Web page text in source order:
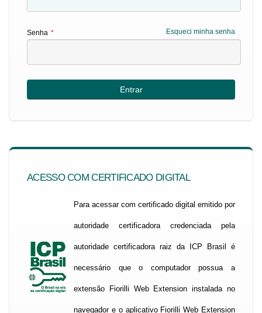
Esqueci minha senha
Senha *
ACESSO COM CERTIFICADO DIGITAL
Para acessar com certificado digital emitido por
autoridade certificadora credenciada pela
autoridade certificadora raiz da ICP Brasil é
necessário que o computador possua a
extensão Fiorilli Web Extension instalada no
navegador e o aplicativo Fiorilli Web Extension